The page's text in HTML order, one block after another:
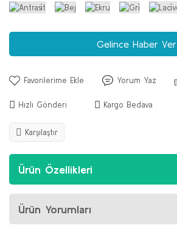
Gelince Haber Ver
Yorum Yaz
Hızlı Gönderi Kargo Bedava
Karşılaştır
Ürün Özellikleri
Ürün Yorumları